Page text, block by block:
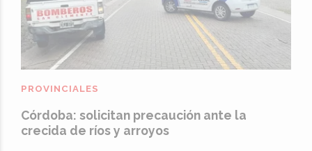
Córdoba: solicitan precaución ante la
crecida de ríos y arroyos
PROVINCIALES